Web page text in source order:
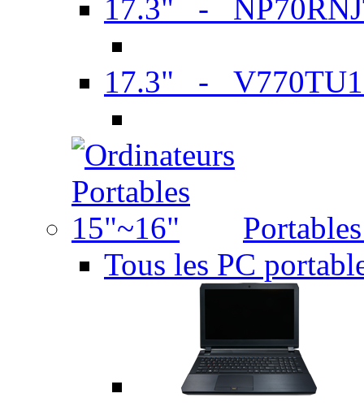
17.3" -
17.3" -
Tous les PC